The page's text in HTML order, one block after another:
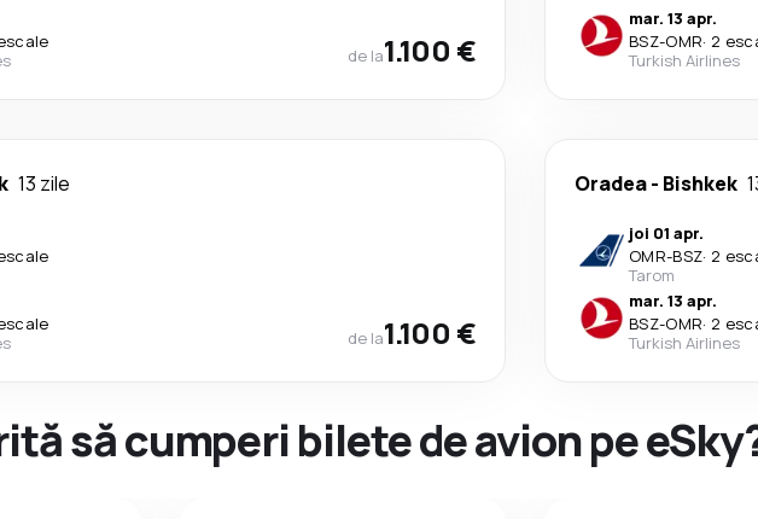
de la1.100 €
mar. 13 apr.
BSZ-OMR· 2
Turkish Airlines
13 zile
de la1.100 €
Oradea- Bishkek
joi 01 apr.
OMR-BSZ· 2
Tarom
mar. 13 apr.
BSZ-OMR· 2
Turkish Airlines
să cumperi bilete de avion pe